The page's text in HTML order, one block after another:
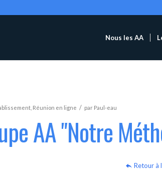
Nous les AA
Réunion en ligne / par Paul-eau
AA "Notre
Retour à